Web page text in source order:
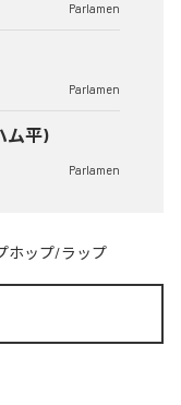
Parlamen
Parlamen
ム平)
Parlamen
ホップ/ラップ